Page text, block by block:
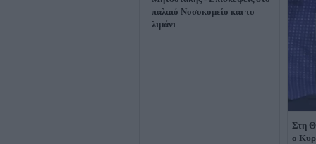
παλαιό Νοσοκομείο και το
λιμάνι
Στη
ο